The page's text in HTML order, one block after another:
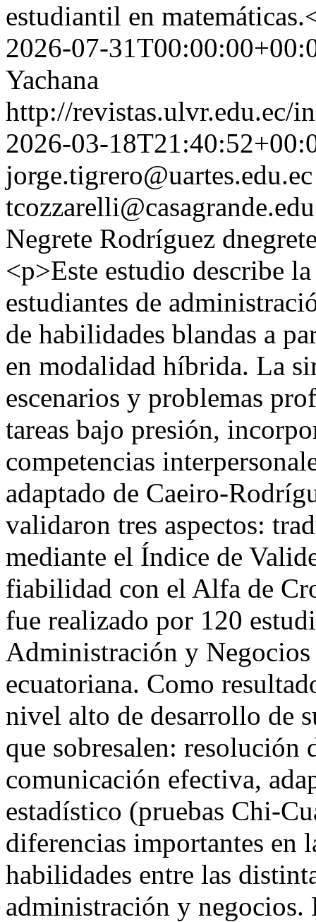
estudiantil en
2026-07-
Yachana
http://revistas.ulvr.edu.ec/
2026-03-
jorge.tigrero@uartes.edu.ec
Negrete Rodríguez
<p>Este estudio describe
estudiantes de
de habilidades blandas a
en modalidad híbrida. La
escenarios y problemas
tareas bajo presión,
competencias
adaptado de Caeiro-
validaron tres aspectos:
mediante el Índice de
fiabilidad con el Alfa de
fue realizado por 120
Administración y
ecuatoriana. Como
nivel alto de desarrollo de
que sobresalen: resolución
comunicación efectiva,
estadístico (pruebas Chi-
diferencias importantes en
habilidades entre las
administración y